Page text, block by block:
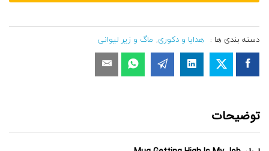
دسته بندی ها : هدایا و دکوری, ماگ و زیر لیوانی
توضیحات